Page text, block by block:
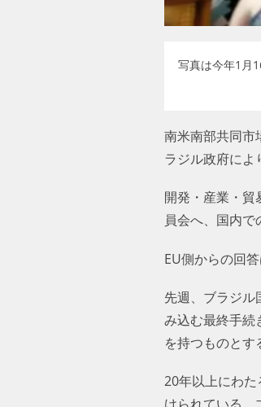
写真は今年1月
南米南部共同市
ブラジル政府に
開発・産業・貿
員会へ、国内で
EU側からの回
先週、ブラジル
み込む最終手続
を持つものとす
20年以上にわ
けられている。